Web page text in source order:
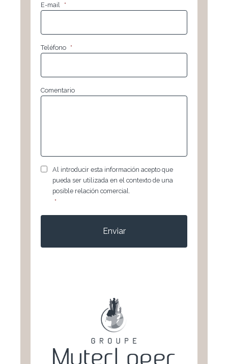
E-mail *
Teléfono *
Comentario
RGPD *
Al introducir esta información acepto que
pueda ser utilizada en el contexto de una
posible relación comercial.
*